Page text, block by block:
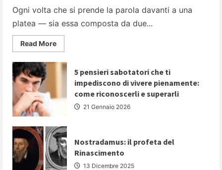
Ogni volta che si prende la parola davanti a una
platea — sia essa composta da due...
Read MoreRead
more
PARLARE
IN
PUBBLICO:
strategie
fondamentali
comunicare
autorevolezza
e
convincere
il
proprio
pubblico
5 pensieri sabotatori che ti
impediscono di vivere pienamente:
come riconoscerli e superarli
21 Gennaio 2026
Nostradamus: il profeta del
Rinascimento
13 Dicembre 2025